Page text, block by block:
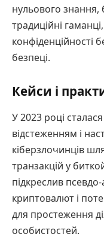
нульового знання,
традиційні
конфіденційності
безпеці.
Кейси і
У 2023 році
відстеженням і
кіберзлочинців
транзакцій у
підкреслив
криптовалют і
для простеження
особистостей.